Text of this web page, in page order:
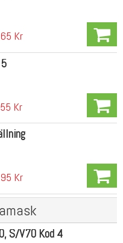
Kr
Kr
Kr
S/V70 Kod 4